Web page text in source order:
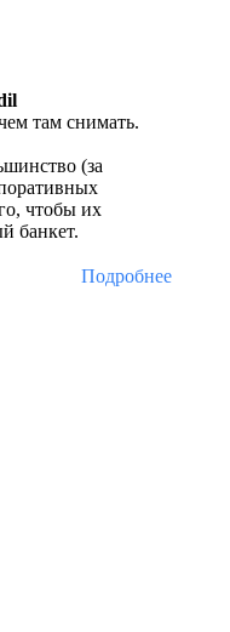
там снимать.
(за
чтобы их
банкет.
Подробнее